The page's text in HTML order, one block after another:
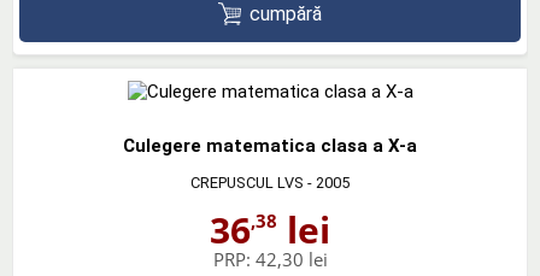
cumpără
Culegere matematica clasa a X-a
CREPUSCUL LVS - 2005
36,38 lei
PRP: 42,30 lei